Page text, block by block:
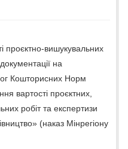
проєктно-вишукувальних
на
Кошторисних Норм
вартості проєктних,
робіт та експертизи
(наказ Мінрегіону